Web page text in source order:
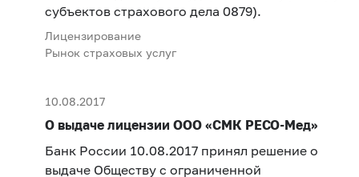
субъектов страхового дела 0879).
Лицензирование
Рынок страховых услуг
10.08.2017
О выдаче лицензии ООО «СМК РЕСО-Мед»
Банк России 10.08.2017 принял решение о
выдаче Обществу с ограниченной